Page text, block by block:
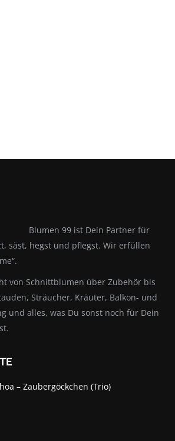
Blumen 99 ist Dein Partner für
säst, hegst und pflegst. Wir erfüllen
von Schnittblumen über Zubehör bis
Sträucher, Kräuter, Balkon- und
und alles, was Du sonst noch für Dein
– Zaubergöckchen (Trio)